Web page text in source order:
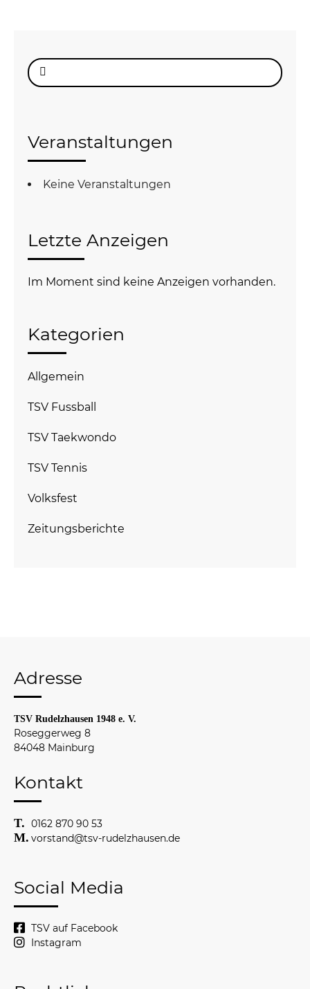
Suche
nach:
Veranstaltungen
Keine Veranstaltungen
Letzte Anzeigen
Im Moment sind keine Anzeigen vorhanden.
Kategorien
Allgemein
TSV Fussball
TSV Taekwondo
TSV Tennis
Volksfest
Zeitungsberichte
Adresse
TSV Rudelzhausen 1948 e. V.
Roseggerweg 8
84048 Mainburg
Kontakt
0162 870 90 53
vorstand@tsv-rudelzhausen.de
Social Media
TSV auf Facebook
Instagram